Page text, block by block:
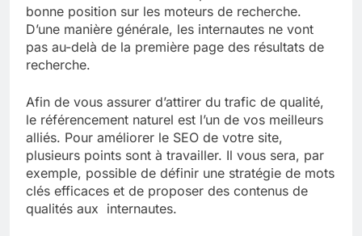
bonne position sur les moteurs de recherche.
D’une manière générale, les internautes ne vont
pas au-delà de la première page des résultats de
recherche.
Afin de vous assurer d’attirer du trafic de qualité,
le référencement naturel est l’un de vos meilleurs
alliés. Pour améliorer le SEO de votre site,
plusieurs points sont à travailler. Il vous sera, par
exemple, possible de définir une stratégie de mots
clés efficaces et de proposer des contenus de
qualités aux internautes.